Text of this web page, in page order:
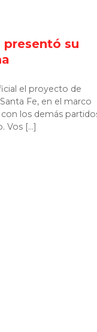
su
el proyecto de
Fe, en el marco
los demás
Vos […]